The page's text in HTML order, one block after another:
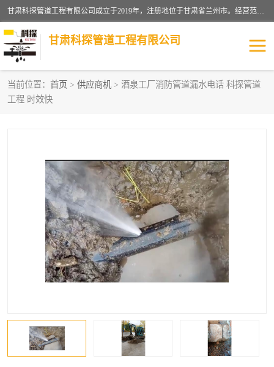
甘肃科探管道工程有限公司成立于2019年，注册地位于甘肃省兰州市。经营范围包括管道安装、清洗、疏通、维修、检测，防水工程，工程钻孔，化粪池清理，暖气安装，给排水管道安装维修，室内外管道如消防、供水、供热管道漏水检测定位，室内外防水堵漏等。
甘肃科探管道工程有限公司
当前位置： 首页 > 供应商机 > 酒泉工厂消防管道漏水电话 科探管道
工程 时效快
管道安装维修
供热管道漏水 排水管道漏水
自来水管漏水 管道疏通
高压车疏通清淤